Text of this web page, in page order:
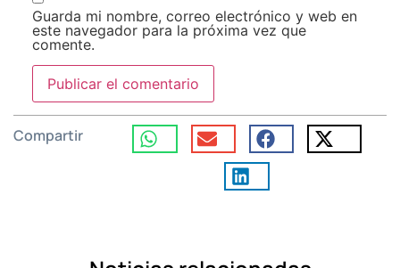
Guarda mi nombre, correo electrónico y web en
este navegador para la próxima vez que
comente.
Compartir